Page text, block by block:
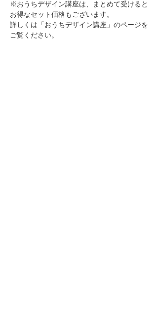
※おうちデザイン講座は、まとめて受けると
お得なセット価格もございます。
詳しくは「おうちデザイン講座」のページを
ご覧ください。